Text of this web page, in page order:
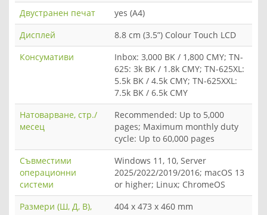
Двустранен печат
yes (A4)
Дисплей
8.8 cm (3.5”) Colour Touch LCD
Консумативи
Inbox: 3,000 BK / 1,800 CMY; TN-
625: 3k BK / 1.8k CMY; TN-625XL:
5.5k BK / 4.5k CMY; TN-625XXL:
7.5k BK / 6.5k CMY
Натоварване, стр./
месец
Recommended: Up to 5,000
pages; Maximum monthly duty
cycle: Up to 60,000 pages
Съвместими
операционни
системи
Windows 11, 10, Server
2025/2022/2019/2016; macOS 13
or higher; Linux; ChromeOS
Размери (Ш, Д, В),
404 x 473 x 460 mm